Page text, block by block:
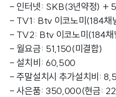
- 인터넷: SKB(3년약정) +
- TV1: Btv 이코노미(184채
- TV2: Btv 이코노미(184채
- 월요금: 51,150(미결합)
- 설치비: 60,500
- 주말설치시 추가설치비:
- 사은품: 350,000(현금: